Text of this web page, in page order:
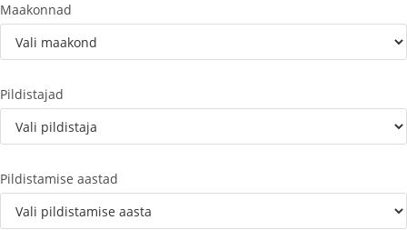
Maakonnad
Pildistajad
Pildistamise aastad